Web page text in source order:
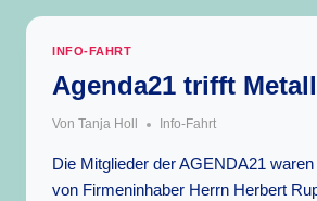
INFO-FAHRT
Agenda21 trifft Metall
Von Tanja Holl Info-Fahrt
Die Mitglieder der AGENDA21
von Firmeninhaber Herrn Herbert